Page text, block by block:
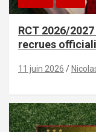
RCT 2026/
recrues
11 juin 2026